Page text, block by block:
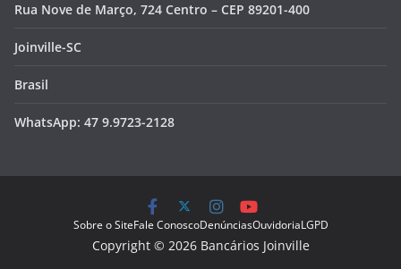
Rua Nove de Março, 724 Centro – CEP 89201-400
Joinville-SC
Brasil
WhatsApp: 47 9.9723-2128
Sobre o SiteFale ConoscoDenúnciasOuvidoriaLGPD
Copyright © 2026 Bancários Joinville